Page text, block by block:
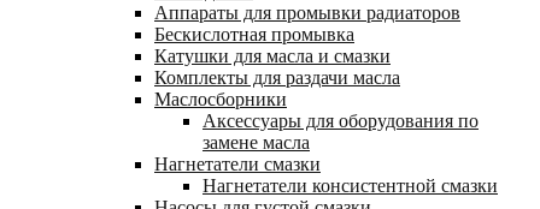
Аппараты для промывки радиаторов
Бескислотная промывка
Катушки для масла и смазки
Комплекты для раздачи масла
Маслосборники
Аксессуары для оборудования по
замене масла
Нагнетатели смазки
Нагнетатели консистентной смазки